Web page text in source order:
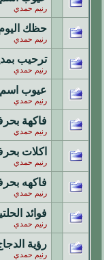
رنيم حمدي
حظك
رنيم حمدي
ترحيب
رنيم حمدي
عيوب
رنيم حمدي
فاكهة
رنيم حمدي
اكلات
رنيم حمدي
فاكهه
رنيم حمدي
فوائد
رنيم حمدي
رؤية
رنيم حمدي